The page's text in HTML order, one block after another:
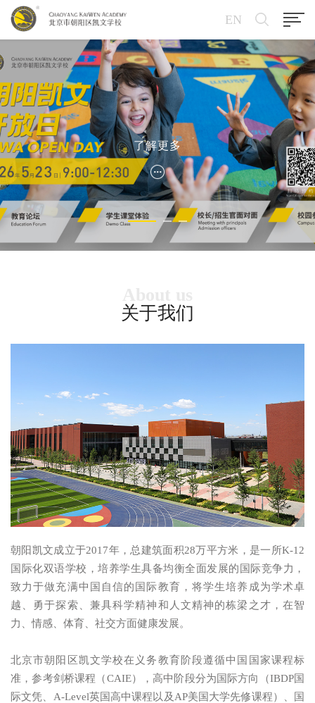
EN
了解更多
关于我们
朝阳凯文成立于2017年，总建筑面积28万平方米，是一所K-12
国际化双语学校，培养学生具备均衡全面发展的国际竞争力，
致力于做充满中国自信的国际教育，将学生培养成为学术卓
越、勇于探索、兼具科学精神和人文精神的栋梁之才，在智
力、情感、体育、社交方面健康发展。
北京市朝阳区凯文学校在义务教育阶段遵循中国国家课程标
准，参考剑桥课程（CAIE），高中阶段分为国际方向（IBDP国
际文凭、A-Level英国高中课程以及AP美国大学先修课程）、国